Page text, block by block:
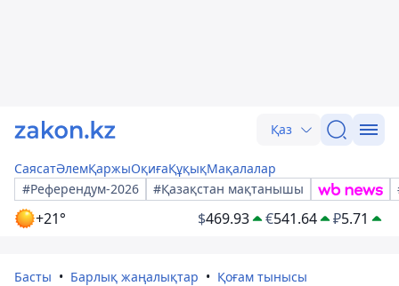
Қаз
СаясатӘлемҚаржыОқиғаҚұқықМақалалар
#Референдум-2026
#Қазақстан мақтанышы
+21° $469.93 €541.64 ₽5.71
Басты Барлық жаңалықтар Қоғам тынысы